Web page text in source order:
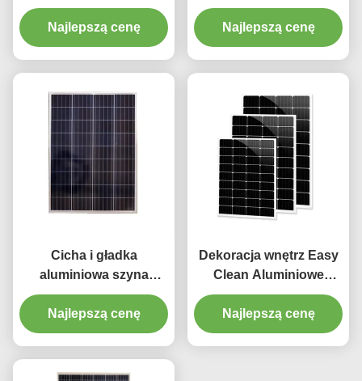
grubości 1,2 mm z
plastikowym
wykończeniem
Najlepszą cenę
Pinch Plisowana szyna
kurtynowa
Najlepszą cenę
Cicha i gładka
aluminiowa szyna
kurtynowa o długości
6,7 m
Najlepszą cenę
Dekoracja wnętrz Easy
Clean Aluminiowe
zasłony zaciemniające
Tor 4m
Najlepszą cenę